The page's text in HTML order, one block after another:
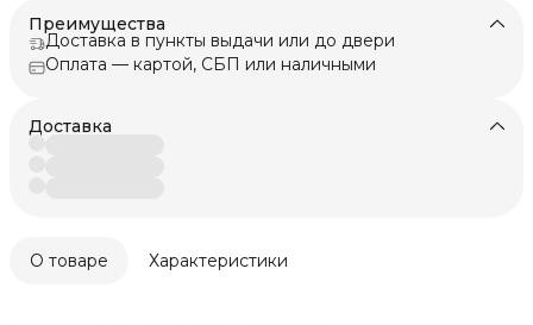
Преимущества
Доставка в пункты выдачи или до двери
Оплата — картой, СБП или наличными
Доставка
О товаре Характеристики